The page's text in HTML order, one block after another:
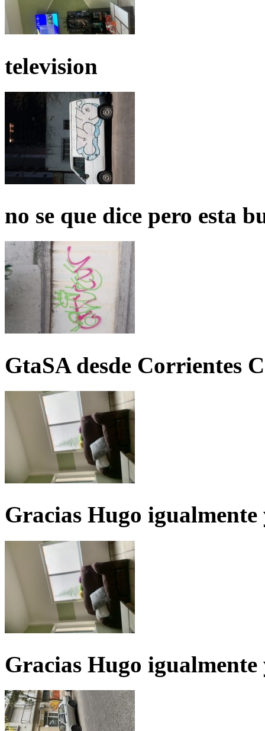
television
no se que dice pero esta
GtaSA desde Corrientes
Gracias Hugo igualmente
Gracias Hugo igualmente